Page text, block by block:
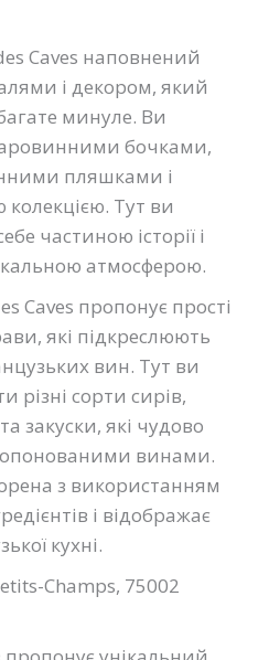
Caves наповнений
і декором, який
минуле. Ви
бочками,
пляшками і
Тут ви
частиною історії і
атмосферою.
Caves пропонує прості
які підкреслюють
вин. Тут ви
різні сорти сирів,
закуски, які чудово
винами.
з використанням
і відображає
кухні.
Champs, 75002